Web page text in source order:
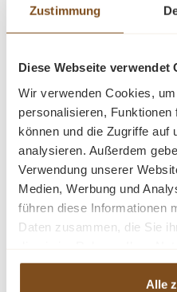
Zustimmung
Diese Webseite verwendet
Wir verwenden Cookies,
personalisieren,
können und die Zugriffe auf
analysieren. Außerdem
Verwendung unserer
Medien, Werbung und
führen diese Informationen
Daten zusammen, die Sie
haben.
Alle
Haben Sie Fragen zu
für Sie da.
02137 9272519
Mo.-Fr. 10–18 Uhr, Sa.
Eine einzigartige